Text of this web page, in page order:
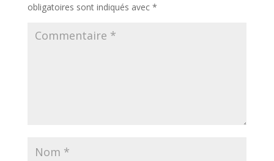
obligatoires sont indiqués avec *